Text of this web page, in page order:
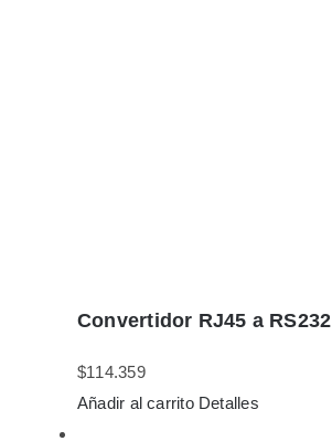
Convertidor RJ45 a RS232
$114.359
Añadir al carrito Detalles